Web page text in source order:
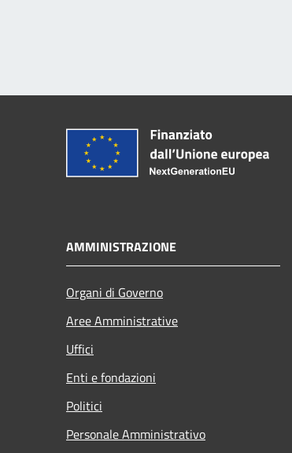
AMMINISTRAZIONE
Organi di Governo
Aree Amministrative
Uffici
Enti e fondazioni
Politici
Personale Amministrativo